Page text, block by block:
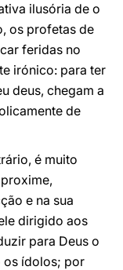
ilusória de o
os profetas de
feridas no
irónico: para ter
deus, chegam a
de
é muito
e na sua
dirigido aos
para Deus o
os ídolos; por